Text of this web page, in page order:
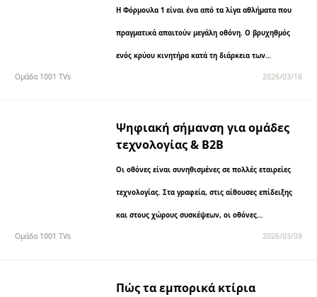
κάνετε casting στην τηλεόρασή
σας
Η Φόρμουλα 1 είναι ένα από τα λίγα αθλήματα που
πραγματικά απαιτούν μεγάλη οθόνη. Ο βρυχηθμός
ενός κρύου κινητήρα κατά τη διάρκεια των
Ομάδα 1001 TVs 2026/03/18
Ψηφιακή σήμανση για ομάδες
τεχνολογίας & B2B
Οι οθόνες είναι συνηθισμένες σε πολλές εταιρείες
τεχνολογίας. Στα γραφεία, στις αίθουσες επίδειξης
και στους χώρους συσκέψεων, οι οθόνες
χρησιμοποιούνται συχνά για την προβολή επιδείξεων
Ομάδα 1001 TVs 2026/03/09
Πώς τα εμπορικά κτίρια